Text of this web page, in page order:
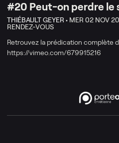
#20 Peut-on perdre le
THIÉBAULT GEYER • MER 02 NOV
RENDEZ-VOUS
Retrouvez la prédication complète
https://vimeo.com/679915216